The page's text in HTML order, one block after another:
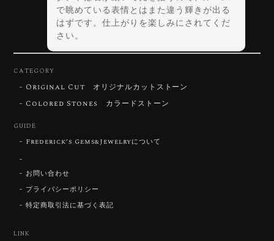
で眺めている表情とはまた違う輝きが出る
はずです。仕上がりを楽しみにされてくだ
さい。
2026/07/30
CATEGORY
Original Cut オリジナルカットストーン
Colored Stones カラードストーン
GUIDE
Frederick’s Gems&Jewelryについて
お問い合わせ
プライバシーポリシー
特定商取引法に基づく表記
LINK